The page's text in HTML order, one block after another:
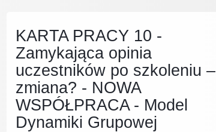
KARTA PRACY 10 -
Zamykająca opinia
uczestników po szkoleniu –
zmiana? - NOWA
WSPÓŁPRACA - Model
Dynamiki Grupowej